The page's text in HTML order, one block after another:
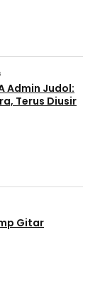
Admin Judol:
Terus Diusir
Gitar